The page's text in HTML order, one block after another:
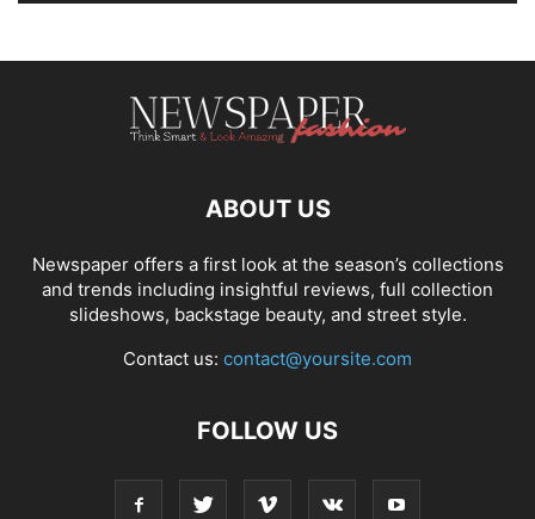
ABOUT US
Newspaper offers a first look at the season’s collections
and trends including insightful reviews, full collection
slideshows, backstage beauty, and street style.
Contact us: contact@yoursite.com
FOLLOW US